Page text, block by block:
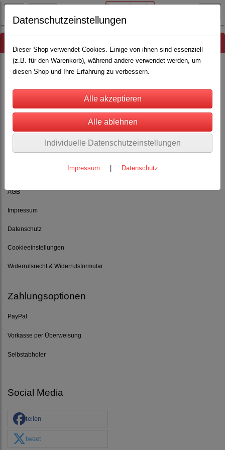
AGB
Impressum
Datenschutz
Cookieeinstellungen
Widerrufsrecht & Widerrufsformular
Zahlungsoptionen
PayPal
Vorkasse per Überweisung
Selbstabholer
Social Media
teilen
tweet
Datenschutzeinstellungen
Dieser Shop verwendet Cookies. Einige von ihnen sind essenziell
(z.B. für den Warenkorb), während andere verwendet werden, um
diesen Shop und Ihre Erfahrung zu verbessern.
Individuelle Datenschutzeinstellungen
Impressum Datenschutz